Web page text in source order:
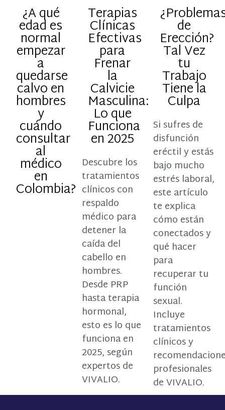
¿A qué
edad es
normal
empezar
a
quedarse
calvo en
hombres
y
cuándo
consultar
al
médico
en
Colombia?
Terapias
Clínicas
Efectivas
para
Frenar
la
Calvicie
Masculina:
Lo que
Funciona
en 2025
Descubre los
tratamientos
clínicos con
respaldo
médico para
detener la
caída del
cabello en
hombres.
Desde PRP
hasta terapia
hormonal,
esto es lo que
funciona en
2025, según
expertos de
VIVALIO.
de
Erección?
Tal Vez
tu
Trabajo
Tiene la
Culpa
Si sufres de
disfunción
eréctil y estás
bajo mucho
estrés laboral,
este artículo
te explica
cómo están
conectados y
qué hacer
para
recuperar tu
función
sexual.
Incluye
tratamientos
clínicos y
profesionales
de VIVALIO.